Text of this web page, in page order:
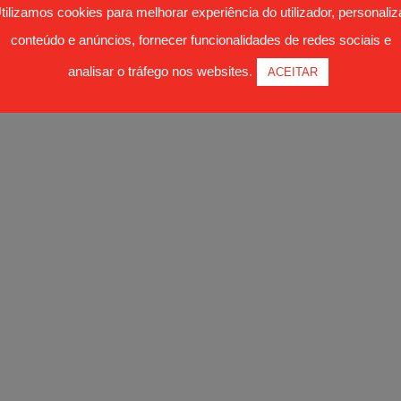
cookies para melhorar experiência do utilizador,
conteúdo e anúncios, fornecer funcionalidades de redes sociais e
analisar o tráfego nos websites. ACEITAR